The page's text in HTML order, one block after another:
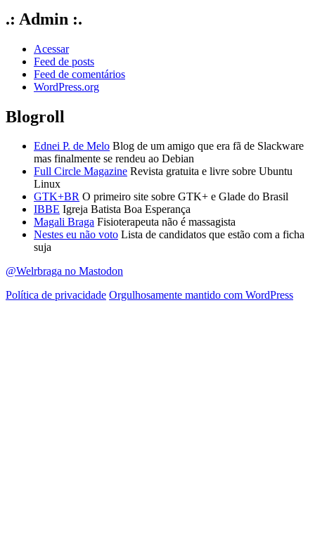
.: Admin :.
Acessar
Feed de posts
Feed de comentários
WordPress.org
Blogroll
Ednei P. de Melo Blog de um amigo que era fã de Slackware
mas finalmente se rendeu ao Debian
Full Circle Magazine Revista gratuita e livre sobre Ubuntu
Linux
GTK+BR O primeiro site sobre GTK+ e Glade do Brasil
IBBE Igreja Batista Boa Esperança
Magali Braga Fisioterapeuta não é massagista
Nestes eu não voto Lista de candidatos que estão com a ficha
suja
@Welrbraga no Mastodon
Política de privacidade Orgulhosamente mantido com WordPress